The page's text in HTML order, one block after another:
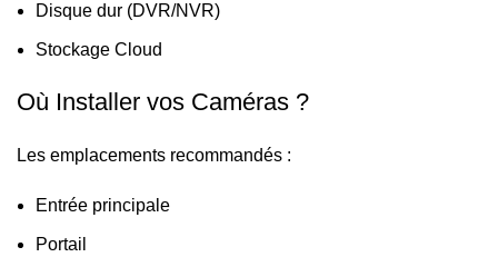
Disque dur (DVR/NVR)
Stockage Cloud
Où Installer vos Caméras ?
Les emplacements recommandés :
Entrée principale
Portail